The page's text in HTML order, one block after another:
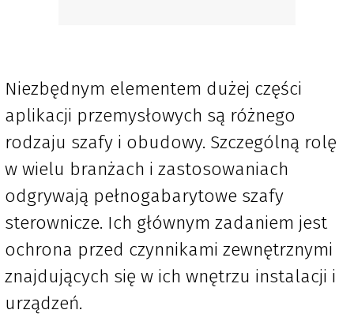
Niezbędnym elementem dużej części
aplikacji przemysłowych są różnego
rodzaju szafy i obudowy. Szczególną rolę
w wielu branżach i zastosowaniach
odgrywają pełnogabarytowe szafy
sterownicze. Ich głównym zadaniem jest
ochrona przed czynnikami zewnętrznymi
znajdujących się w ich wnętrzu instalacji i
urządzeń.